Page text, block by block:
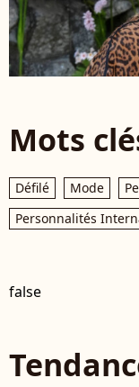
Mots
Défilé Mode
Personnalités
false